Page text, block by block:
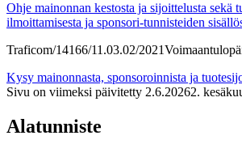
Ohje mainonnan kestosta ja sijoittelusta sekä
ilmoittamisesta ja sponsori-tunnisteiden
Traficom/14166/11.03.02/2021
Kysy mainonnasta, sponsoroinnista ja
Sivu on viimeksi päivitetty 2.6.20262.
Alatunniste